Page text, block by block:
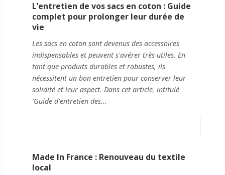
L’entretien de vos sacs en coton : Guide
complet pour prolonger leur durée de
vie
Les sacs en coton sont devenus des accessoires
indispensables et peuvent s'avérer très utiles. En
tant que produits durables et robustes, ils
nécessitent un bon entretien pour conserver leur
solidité et leur aspect. Dans cet article, intitulé
'Guide d'entretien des...
Made In France : Renouveau du textile
local